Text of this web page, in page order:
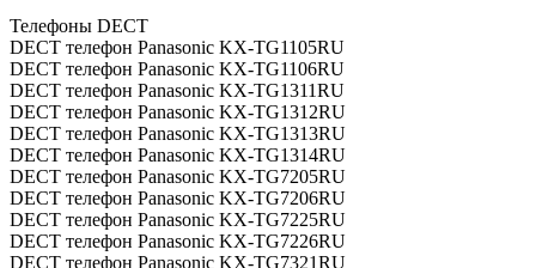
Телефоны DECT
DECT телефон Panasonic KX-TG1105RU
DECT телефон Panasonic KX-TG1106RU
DECT телефон Panasonic KX-TG1311RU
DECT телефон Panasonic KX-TG1312RU
DECT телефон Panasonic KX-TG1313RU
DECT телефон Panasonic KX-TG1314RU
DECT телефон Panasonic KX-TG7205RU
DECT телефон Panasonic KX-TG7206RU
DECT телефон Panasonic KX-TG7225RU
DECT телефон Panasonic KX-TG7226RU
DECT телефон Panasonic KX-TG7321RU